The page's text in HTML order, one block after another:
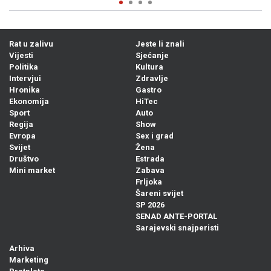
Rat u zalivu
Vijesti
Politika
Intervjui
Hronika
Ekonomija
Sport
Regija
Evropa
Svijet
Društvo
Mini market
Jeste li znali
Sjećanje
Kultura
Zdravlje
Gastro
HiTec
Auto
Show
Sex i grad
Žena
Estrada
Zabava
Frljoka
Šareni svijet
SP 2026
SENAD ANTE-PORTAL
Sarajevski snajperisti
Arhiva
Marketing